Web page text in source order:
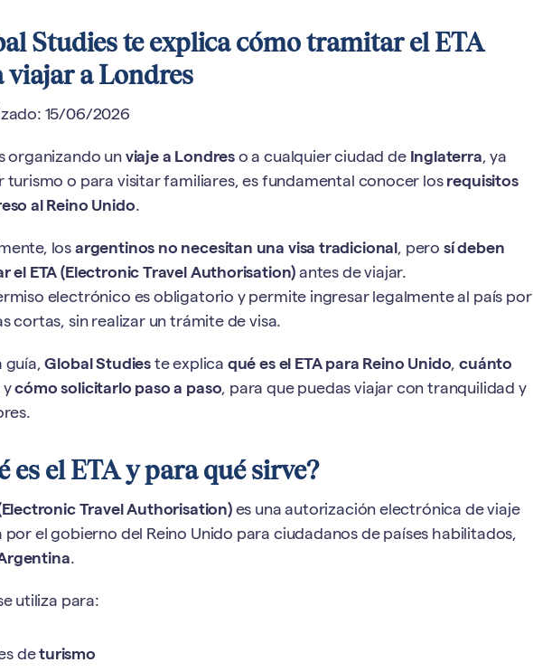
Studies te explica cómo tramitar el ETA
viajar a Londres
15/06/2026
organizando un viaje a Londres o a cualquier ciudad de Inglaterra, ya
turismo o para visitar familiares, es fundamental conocer los requisitos
al Reino Unido.
los argentinos no necesitan una visa tradicional, pero sí deben
el ETA (Electronic Travel Authorisation) antes de viajar.
electrónico es obligatorio y permite ingresar legalmente al país por
cortas, sin realizar un trámite de visa.
guía,Global Studieste explica qué es el ETA para Reino Unido,cuánto
ycómo solicitarlo paso a paso, para que puedas viajar con tranquilidad y
es el ETA y para qué sirve?
Travel Authorisation)es una autorización electrónica de viaje
por el gobierno del Reino Unido para ciudadanos de países habilitados,
.
utiliza para:
deturismo